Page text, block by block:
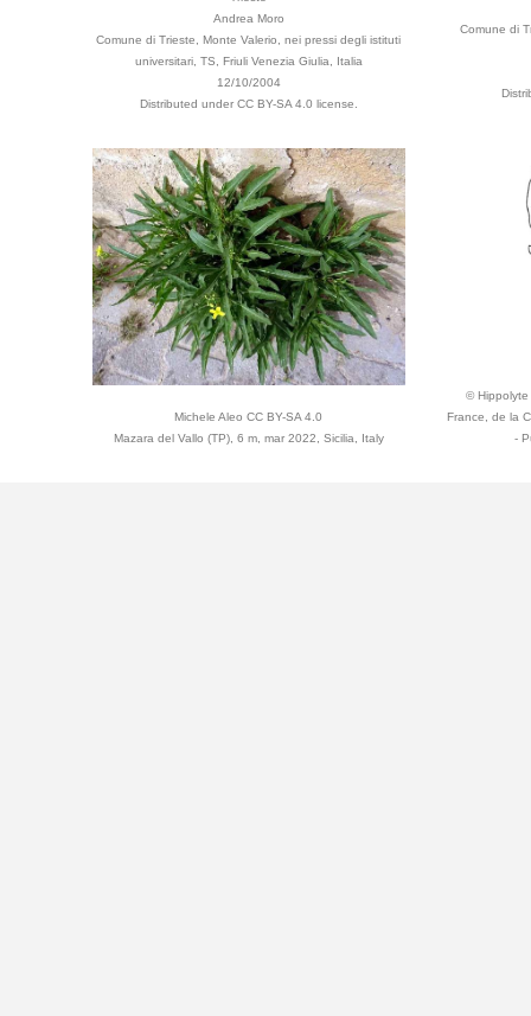
Andrea Moro
Comune di Trieste, Monte Valerio, nei pressi degli istituti
universitari, TS, Friuli Venezia Giulia, Italia
12/10/2004
Distributed under CC BY-SA 4.0 license.
Comune di
Michele Aleo CC BY-SA 4.0
Mazara del Vallo (TP), 6 m, mar 2022, Sicilia, Italy
© Hippolyte
France, de la
-